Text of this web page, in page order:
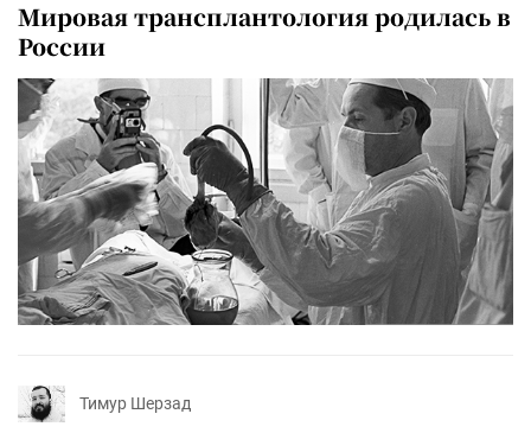
Мировая трансплантология родилась в
России
Тимур Шерзад